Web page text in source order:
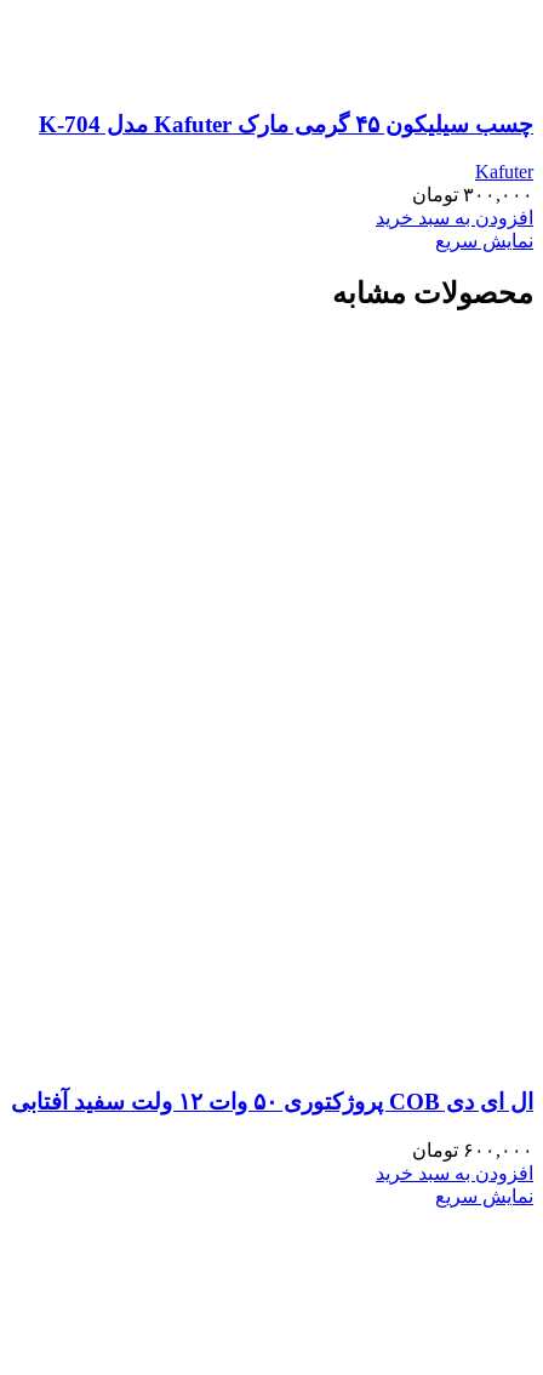
چسب سیلیکون ۴۵ گرمی مارک Kafuter مدل K-704
Kafuter
۳۰۰,۰۰۰ تومان
افزودن به سبد خرید
نمایش سریع
محصولات مشابه
ال ای دی COB پروژکتوری ۵۰ وات ۱۲ ولت سفید آفتابی
۶۰۰,۰۰۰ تومان
افزودن به سبد خرید
نمایش سریع